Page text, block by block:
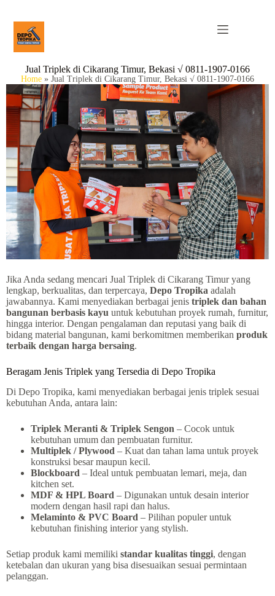
Jual Triplek di Cikarang Timur, Bekasi √ 0811-1907-0166
Home » Jual Triplek di Cikarang Timur, Bekasi √ 0811-1907-0166
Jika Anda sedang mencari Jual Triplek di Cikarang Timur yang
lengkap, berkualitas, dan terpercaya, Depo Tropika adalah
jawabannya. Kami menyediakan berbagai jenis triplek dan bahan
bangunan berbasis kayu untuk kebutuhan proyek rumah, furnitur,
hingga interior. Dengan pengalaman dan reputasi yang baik di
bidang material bangunan, kami berkomitmen memberikan produk
terbaik dengan harga bersaing.
Beragam Jenis Triplek yang Tersedia di Depo Tropika
Di Depo Tropika, kami menyediakan berbagai jenis triplek sesuai
kebutuhan Anda, antara lain:
Triplek Meranti & Triplek Sengon – Cocok untuk
kebutuhan umum dan pembuatan furnitur.
Multiplek / Plywood – Kuat dan tahan lama untuk proyek
konstruksi besar maupun kecil.
Blockboard – Ideal untuk pembuatan lemari, meja, dan
kitchen set.
MDF & HPL Board – Digunakan untuk desain interior
modern dengan hasil rapi dan halus.
Melaminto & PVC Board – Pilihan populer untuk
kebutuhan finishing interior yang stylish.
Setiap produk kami memiliki standar kualitas tinggi, dengan
ketebalan dan ukuran yang bisa disesuaikan sesuai permintaan
pelanggan.